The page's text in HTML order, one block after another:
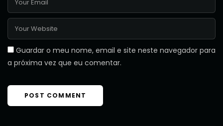
Guardar o meu nome, email e site neste navegador para
a próxima vez que eu comentar.